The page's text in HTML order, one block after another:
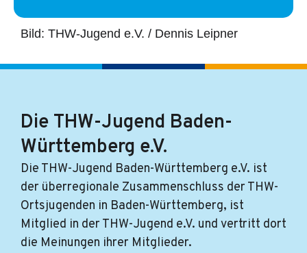
Bild: THW-Jugend e.V. / Dennis Leipner
Die THW-Jugend Baden-
Württemberg e.V.
Die THW-Jugend Baden-Württemberg e.V. ist
der überregionale Zusammenschluss der THW-
Ortsjugenden in Baden-Württemberg, ist
Mitglied in der THW-Jugend e.V. und vertritt dort
die Meinungen ihrer Mitglieder.